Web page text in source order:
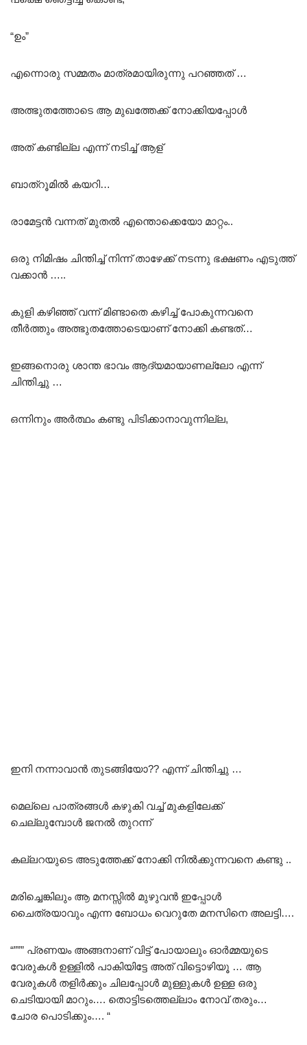
“ഉം”
എന്നൊരു സമ്മതം മാത്രമായിരുന്നു പറഞ്ഞത് …
അത്ഭുതത്തോടെ ആ മുഖത്തേക്ക് നോക്കിയപ്പോൾ
അത് കണ്ടില്ല എന്ന് നടിച്ച് ആള്
ബാത്റൂമിൽ കയറി…
രാമേട്ടൻ വന്നത് മുതൽ എന്തൊക്കെയോ മാറ്റം..
ഒരു നിമിഷം ചിന്തിച്ച് നിന്ന് താഴേക്ക് നടന്നു ഭക്ഷണം എടുത്ത്
വക്കാൻ …..
കുളി കഴിഞ്ഞ് വന്ന് മിണ്ടാതെ കഴിച്ച് പോകുന്നവനെ
തീർത്തും അത്ഭുതത്തോടെയാണ് നോക്കി കണ്ടത്…
ഇങ്ങനൊരു ശാന്ത ഭാവം ആദ്യമായാണല്ലോ എന്ന്
ചിന്തിച്ചു …
ഒന്നിനും അർത്ഥം കണ്ടു പിടിക്കാനാവുന്നില്ല,
ഇനി നന്നാവാൻ തുടങ്ങിയോ?? എന്ന് ചിന്തിച്ചു …
മെല്ലെ പാത്രങ്ങൾ കഴുകി വച്ച് മുകളിലേക്ക്
ചെല്ലുമ്പോൾ ജനൽ തുറന്ന്
കല്ലറയുടെ അടുത്തേക്ക് നോക്കി നിൽക്കുന്നവനെ കണ്ടു ..
മരിച്ചെങ്കിലും ആ മനസ്സിൽ മുഴുവൻ ഇപ്പോൾ
ചൈത്രയാവും എന്ന ബോധം വെറുതേ മനസിനെ അലട്ടി….
“””” പ്രണയം അങ്ങനാണ് വിട്ട് പോയാലും ഓർമ്മയുടെ
വേരുകൾ ഉള്ളിൽ പാകിയിട്ടേ അത് വിട്ടൊഴിയൂ … ആ
വേരുകൾ തളിർക്കും ചിലപ്പോൾ മുള്ളുകൾ ഉള്ള ഒരു
ചെടിയായി മാറും…. തൊട്ടിടത്തെല്ലാം നോവ് തരും…
ചോര പൊടിക്കും…. “